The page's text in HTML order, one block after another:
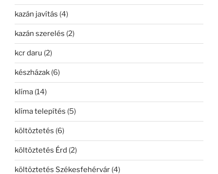
kazán javítás (4)
kazán szerelés (2)
kcr daru (2)
készházak (6)
klíma (14)
klíma telepítés (5)
költöztetés (6)
költöztetés Érd (2)
költöztetés Székesfehérvár (4)